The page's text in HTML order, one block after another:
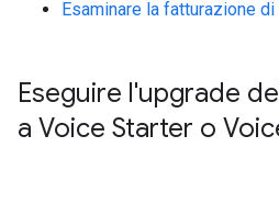
Esaminare la fatturazione
Eseguire l'upgrade
a Voice Starter o